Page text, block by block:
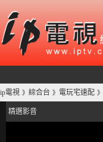
ip電視 》 綜合台 》 電玩宅速配 》
精選影音